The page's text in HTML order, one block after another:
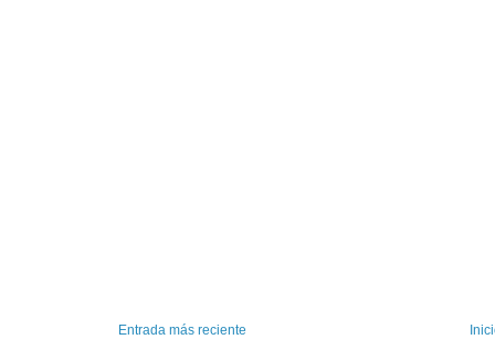
Entrada más reciente